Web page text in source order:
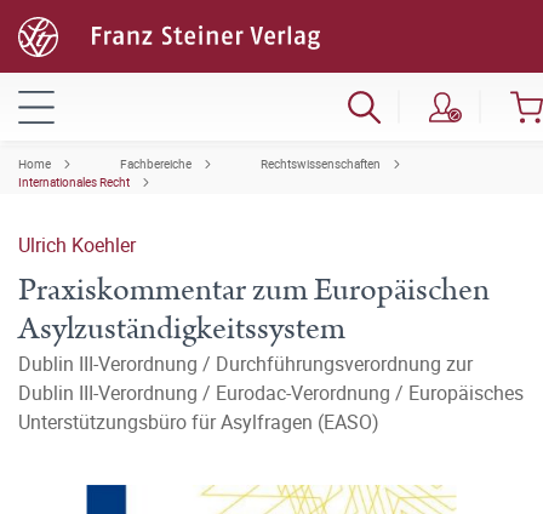
Home Fachbereiche
Rechtswissenschaften
Internationales Recht
Ulrich Koehler
Praxiskommentar zum Europäischen
Asylzuständigkeitssystem
Dublin III-Verordnung / Durchführungsverordnung zur
Dublin III-Verordnung / Eurodac-Verordnung / Europäisches
Unterstützungsbüro für Asylfragen (EASO)